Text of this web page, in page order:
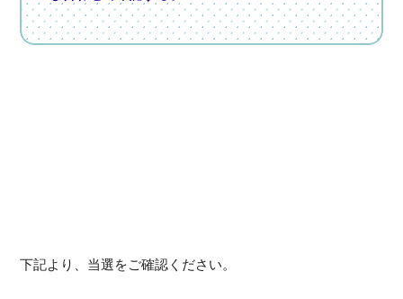
下記より、当選をご確認ください。